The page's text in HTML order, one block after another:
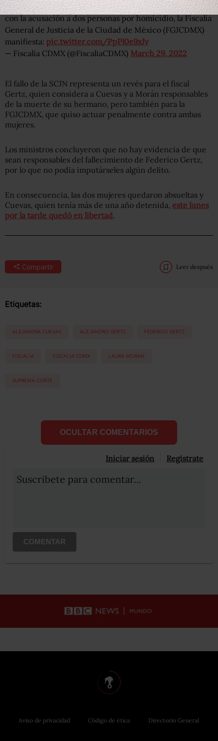
adoptada este lunes por el pleno de la @SCJN relacionada
con la acusación a dos personas por homicidio, la Fiscalía
General de Justicia de la Ciudad de México (FGJCDMX)
manifiesta: pic.twitter.com/PpPl0e9xJv
— Fiscalía CDMX (@FiscaliaCDMX) March 29, 2022
El fallo de la SCJN representa un revés para el fiscal
Gertz, quien considera a Cuevas y a Morán responsables
de la muerte de su hermano, pero también para la
FGJCDMX, que quiso actuar penalmente contra ambas
mujeres.
Los ministros concluyeron que no hay evidencia de que
sean responsables del fallecimiento de Federico Gertz,
por lo que no podía imputárseles algún delito.
En consecuencia, las dos mujeres quedaron absueltas y
Cuevas, quien tenía más de una año detenida, este lunes
por la tarde quedó en libertad.
Compartir Leer después
Etiquetas:
ALEJANDRA CUEVAS ALEJANDRO GERTZ FEDERICO GERTZ
FISCALÌA FISCALIA CDMX LAURA MORAN
SUPREMA CORTE
OCULTAR COMENTARIOS
Iniciar sesión Registrate
Suscribete para comentar...
COMENTAR
Aviso de privacidad Código de ética Directorio General